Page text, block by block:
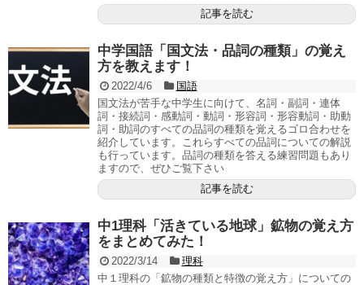
記事を読む
中学国語「国文法・品詞の種類」の覚え
方を教えます！
2022/4/6
国語
国文法が苦手な中学生に向けて、名詞・副詞・連体
詞・接続詞・感動詞・動詞・形容詞・形容動詞・助動
詞・助詞のすべての品詞の種類を覚えるゴロ合わせを
紹介しています。これらすべての品詞についての解説
も行っています。品詞の種類を答える練習問題もあり
ますので、ぜひご覧下さい
記事を読む
中1理科「活きている地球」鉱物の覚え方
をまとめてみた！
2022/3/14
理科
中１理科の「鉱物の種類と特徴の覚え方」についての